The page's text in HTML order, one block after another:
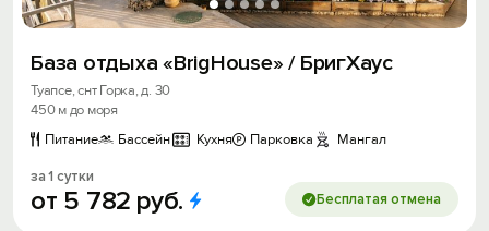
База отдыха «BrigHouse» / БригХаус
Туапсе, снт Горка, д. 30
450 м до моря
Питание
Бассейн Кухня Парковка Мангал
за 1 сутки
от 5 782 руб. Бесплатая отмена